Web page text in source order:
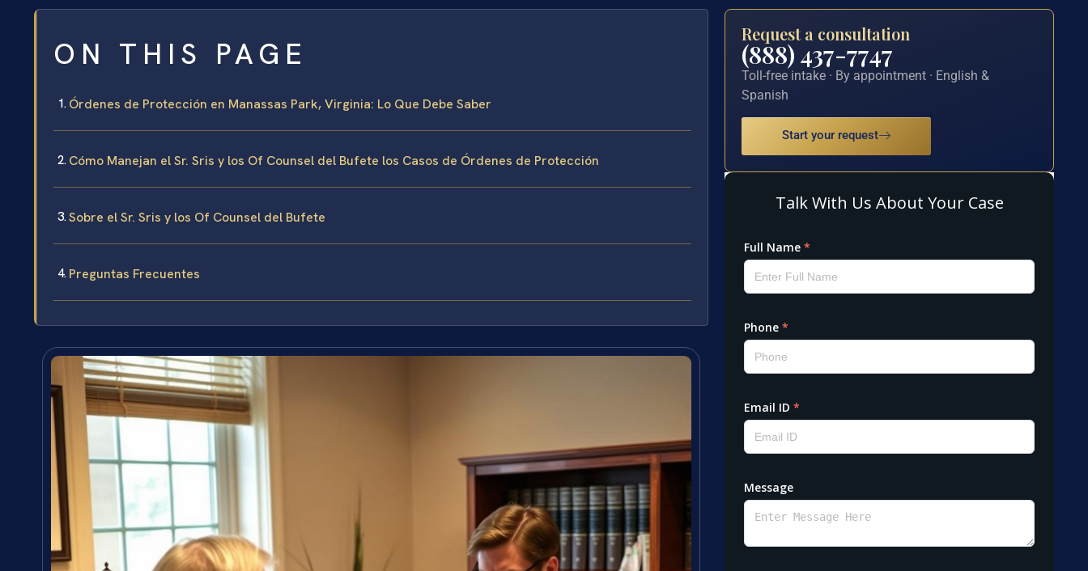
ON THIS PAGE
Órdenes de Protección en Manassas Park, Virginia: Lo Que Debe Saber
Cómo Manejan el Sr. Sris y los Of Counsel del Bufete los Casos de Órdenes de Protección
Sobre el Sr. Sris y los Of Counsel del Bufete
Preguntas Frecuentes
Request a consultation
(888) 437-7747
Toll-free intake · By appointment · English &
Spanish
Start your request